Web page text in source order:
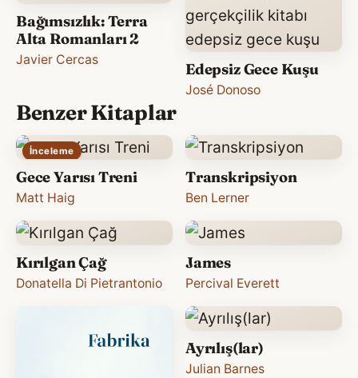
Bağımsızlık: Terra
Alta Romanları 2
Javier Cercas
Edepsiz Gece Kuşu
José Donoso
Benzer Kitaplar
İnceleme
Gece Yarısı Treni
Matt Haig
Transkripsiyon
Ben Lerner
Kırılgan Çağ
Donatella Di Pietrantonio
James
Percival Everett
Ayrılış(lar)
Julian Barnes